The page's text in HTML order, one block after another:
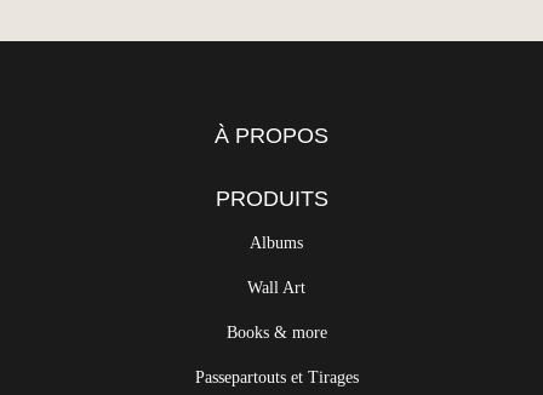
À PROPOS
PRODUITS
Albums
Wall Art
Books & more
Passepartouts et Tirages